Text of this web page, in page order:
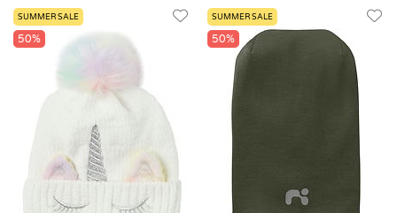
SUMMER SALE
50%
SUMMER SALE
50%